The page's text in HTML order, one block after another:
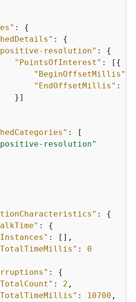
: {
: {
resolution" : {
"PointsOfInterest" : [ {
"BeginOffsetMillis"
"EndOffsetMillis" :
}]
: [
resolution"
: {
: {
: [],
: 0
: {
: 2 ,
: 10700 ,